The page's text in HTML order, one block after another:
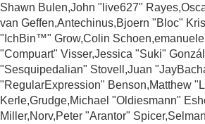
Shawn Bulen,John "live627"
van Geffen,Antechinus,Bjoern "Bloc"
"IchBin™" Grow,Colin
"Compuart" Visser,Jessica "Suki"
"Sesquipedalian" Stovell,Juan
"RegularExpression" Benson,Matthew
Kerle,Grudge,Michael "Oldiesmann"
Miller,Norv,Peter "Arantor"